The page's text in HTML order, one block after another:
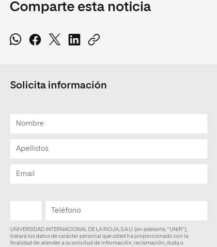
Comparte esta noticia
Solicita información